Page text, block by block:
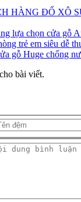
HÀNG ĐỔ XÔ
lựa chọn cửa gỗ
trẻ em siêu dễ
gỗ Huge chống
bài viết.